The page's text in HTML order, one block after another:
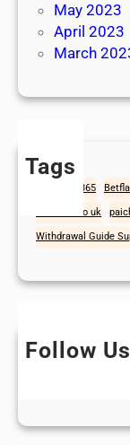
May 2023
April 2023
March
Tags
Bet365
mad casino uk
Withdrawal Guide
Follow Us